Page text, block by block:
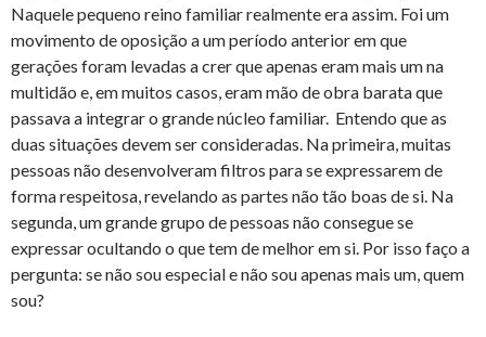
Naquele pequeno reino familiar realmente era assim. Foi um
movimento de oposição a um período anterior em que
gerações foram levadas a crer que apenas eram mais um na
multidão e, em muitos casos, eram mão de obra barata que
passava a integrar o grande núcleo familiar. Entendo que as
duas situações devem ser consideradas. Na primeira, muitas
pessoas não desenvolveram filtros para se expressarem de
forma respeitosa, revelando as partes não tão boas de si. Na
segunda, um grande grupo de pessoas não consegue se
expressar ocultando o que tem de melhor em si. Por isso faço a
pergunta: se não sou especial e não sou apenas mais um, quem
sou?